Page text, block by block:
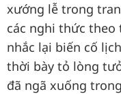
xướng lễ trong
các nghi thức theo
nhắc lại biến cố
thời bày tỏ lòng
đã ngã xuống